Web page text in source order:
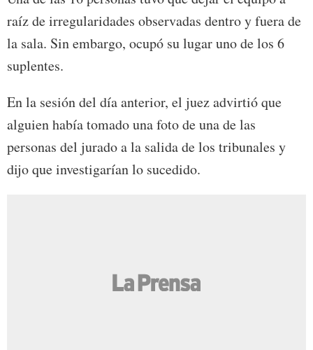
raíz de irregularidades observadas dentro y fuera de
la sala. Sin embargo, ocupó su lugar uno de los 6
suplentes.
En la sesión del día anterior, el juez advirtió que
alguien había tomado una foto de una de las
personas del jurado a la salida de los tribunales y
dijo que investigarían lo sucedido.